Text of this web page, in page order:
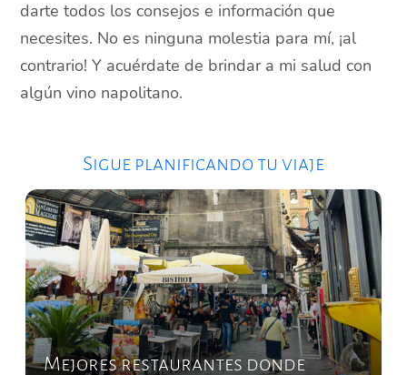
darte todos los consejos e información que
necesites. No es ninguna molestia para mí, ¡al
contrario! Y acuérdate de brindar a mi salud con
algún vino napolitano.
Sigue planificando tu viaje
Mejores restaurantes donde